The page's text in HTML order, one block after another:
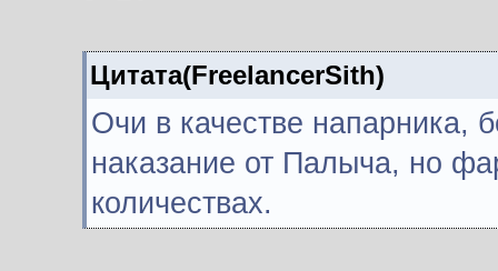
Цитата(FreelancerSith)
Очи в качестве напарника,
наказание от Палыча, но
количествах.